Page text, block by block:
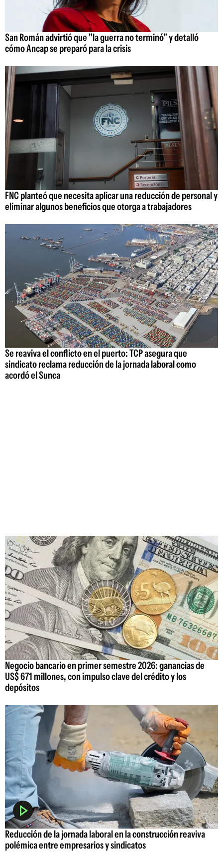
San Román advirtió que "la guerra no terminó" y detalló
cómo Ancap se preparó para la crisis
FNC planteó que necesita aplicar una reducción de personal y
eliminar algunos beneficios que otorga a trabajadores
Se reaviva el conflicto en el puerto: TCP asegura que
sindicato reclama reducción de la jornada laboral como
acordó el Sunca
Negocio bancario en primer semestre 2026: ganancias de
US$ 671 millones, con impulso clave del crédito y los
depósitos
Reducción de la jornada laboral en la construcción reaviva
polémica entre empresarios y sindicatos